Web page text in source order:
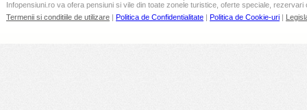
Infopensiuni.ro va ofera pensiuni si vile din toate zonele turistice, oferte speciale, rezervari
Termenii si conditiile de utilizare | Politica de Confidentialitate | Politica de Cookie-uri |